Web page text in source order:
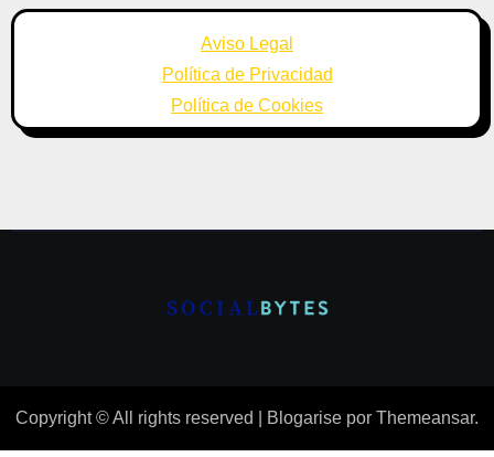
Aviso Legal
Política de Privacidad
Política de Cookies
Copyright © All rights reserved Blogarise por Themeansar.